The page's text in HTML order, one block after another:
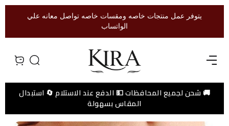
يتوفر عمل منتجات خاصه ومقسات خاصه تواصل معانه علي
الواتساب
Open menu
Search
bag
🚚 شحن لجميع المحافظات 💵 الدفع عند الاستلام 🔄 استبدال
المقاس بسهولة